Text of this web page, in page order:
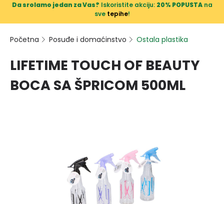
Da srolamo jedan za Vas? Iskoristite akciju: 20% POPUSTAna
sve tepihe!
Početna Posuđe i domaćinstvo Ostala plastika
LIFETIME TOUCH OF BEAUTY
BOCA SA ŠPRICOM 500ML